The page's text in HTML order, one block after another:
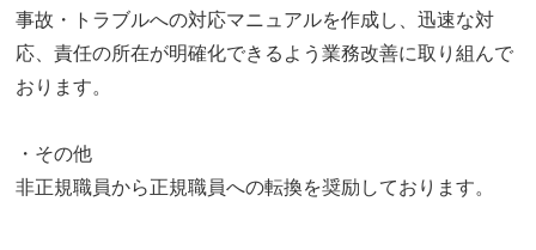
事故・トラブルへの対応マニュアルを作成し、迅速な対
応、責任の所在が明確化できるよう業務改善に取り組んで
おります。
・その他
非正規職員から正規職員への転換を奨励しております。